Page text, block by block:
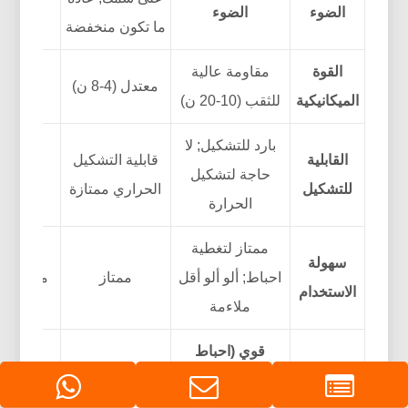
الضوء
الضوء
ما تكون منخفضة
القوة
الميكانيكية
مقاومة عالية
للثقب (10-20 ن)
معتدل (4-8 ن)
القابلية
للتشكيل
بارد للتشكيل; لا
حاجة لتشكيل
الحرارة
قابلية التشكيل
الحراري ممتازة
سهولة
الاستخدام
ممتاز لتغطية
احباط; ألو ألو أقل
ملاءمة
ممتاز ممتاز
أدلة العبث
قوي (احباط
الدموع بشكل